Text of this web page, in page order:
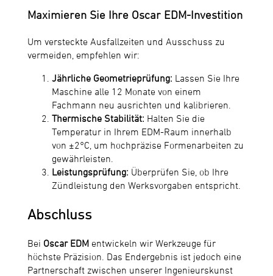
Maximieren Sie Ihre Oscar EDM-Investition
Um versteckte Ausfallzeiten und Ausschuss zu
vermeiden, empfehlen wir:
Jährliche Geometrieprüfung: Lassen Sie Ihre
Maschine alle 12 Monate von einem
Fachmann neu ausrichten und kalibrieren.
Thermische Stabilität: Halten Sie die
Temperatur in Ihrem EDM-Raum innerhalb
von ±2°C, um hochpräzise Formenarbeiten zu
gewährleisten.
Leistungsprüfung: Überprüfen Sie, ob Ihre
Zündleistung den Werksvorgaben entspricht.
Abschluss
Bei Oscar EDM entwickeln wir Werkzeuge für
höchste Präzision. Das Endergebnis ist jedoch eine
Partnerschaft zwischen unserer Ingenieurskunst